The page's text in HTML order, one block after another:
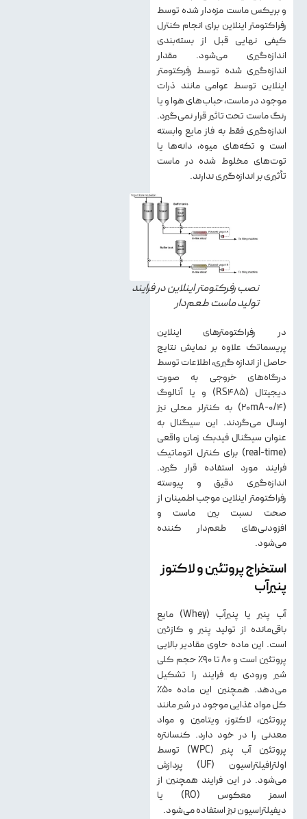
و بریکس ماست مزه‌دار شده توسط
رفراکتومتر اینلاین برای انجام کنترل
کیفی نهایی قبل از بسته‌بندی
اندازه‌گیری می‌شود. مقدار
اندازه‌گیری شده توسط رفرکتومتر
اینلاین توسط عوامی مانند ذرات
موجود در ماست، حباب‌های هوا و یا
رنگ ماست تحت تاثیر قرار نمی‌گیرد.
اندازه‌گیری فقط به فاز مایع وابسته
است و تکه‌های میوه، دانه‌ها یا
توت‌های مخلوط شده در ماست
تأثیری بر اندازه‌گیری ندارند.
نصب رفرکتومتر اینلاین در فرایند
تولید ماست طعم‌دار
در رفراکتومترهای اینلاین
پریسماتک علاوه بر نمایش نتایج
حاصل از اندازه گیری، اطلاعات توسط
درگاه‌های خروجی‌ به ‌صورت
ديجيتال (RS485) و يا آنالوگ
(0/4-20mA) به كنترلر ‌محلی نیز
ارسال می‌گردند. این سیگنال به
عنوان سیگنال فیدبک زمان واقعی
(real-time) برای کنترل اتوماتیک
فرایند مورد استفاده قرار گیرد.
اندازه‌گیری دقیق و پیوسته
رفراکتومتر اینلاین موجب اطمینان از
صحت نسبت بین ماست و
افزودنی‌های طعم‌دار کننده
می‌شود.
استخراج پروتئین و لاکتوز
پنیرآب
آب پنیر یا پنیرآب (Whey) مایع
باقی‌مانده از تولید پنیر و کازئین
است. این ماده حاوی مقادیر بالایی
پروتئین است و ۸۰ تا ۹۰٪ حجم کلی
شیر ورودی به فرایند را تشکیل
می‌دهد. همچنین این ماده ۵۰٪
کل مواد غذایی موجود در شیر مانند
پروتئین، لاکتوز، ویتامین و مواد
معدنی را در خود دارد. کنسانتره
پروتئین آب پنیر (WPC) توسط
اولترافیلتراسیون (UF) پردازش
می‌شود. در این فرایند همچنین از
اسمز معکوس (RO) یا
دیفیلتراسیون نیز استفاده می‌شود.